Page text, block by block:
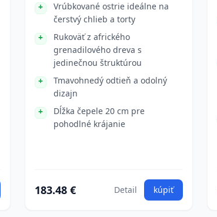
Vrúbkované ostrie ideálne na
čerstvý chlieb a torty
Rukoväť z afrického
grenadilového dreva s
jedinečnou štruktúrou
Tmavohnedý odtieň a odolný
dizajn
Dĺžka čepele 20 cm pre
pohodlné krájanie
183.48 € Detail kúpiť